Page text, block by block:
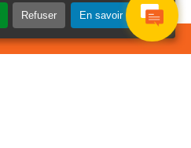
Refuser En savoir plus